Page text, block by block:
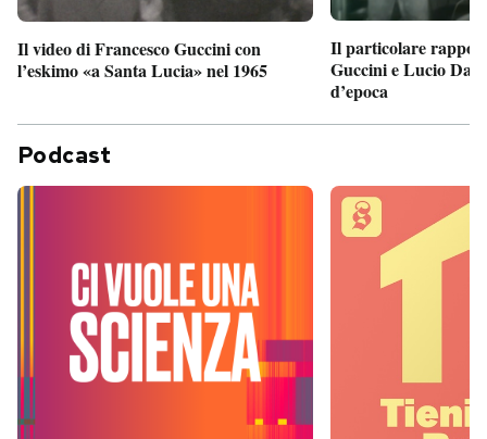
Il video di Francesco Guccini con
l’eskimo «a Santa Lucia» nel 1965
Il particolare
Guccini e Lucio
d’epoca
Podcast